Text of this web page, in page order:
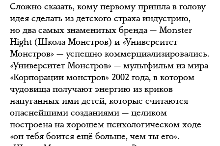
Сложно сказать, кому первому пришла в голову
идея сделать из детского страха индустрию,
но два самых знаменитых бренда — Monster
Hight (Школа Монстров) и «Университет
Монстров» — успешно коммерциализировались.
«Университет Монстров» — мультфильм из мира
«Корпорации монстров» 2002 года, в котором
чудовища получают энергию из криков
напуганных ими детей, которые считаются
опаснейшими созданиями — целиком
построена на хорошем психологическом ходе
«он тебя боится ещё больше, чем ты его».